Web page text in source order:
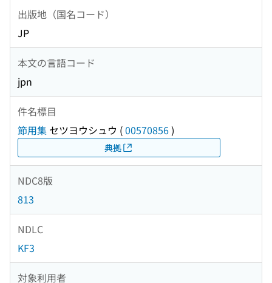
出版地（国名コード）
JP
本文の言語コード
jpn
件名標目
節用集 セツヨウシュウ (00570856)
典拠
NDC8版
813
NDLC
KF3
対象利用者